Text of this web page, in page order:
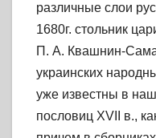
различные слои
1680г. стольник
П. А. Квашнин-
украинских
уже известны в
пословиц XVII в.,